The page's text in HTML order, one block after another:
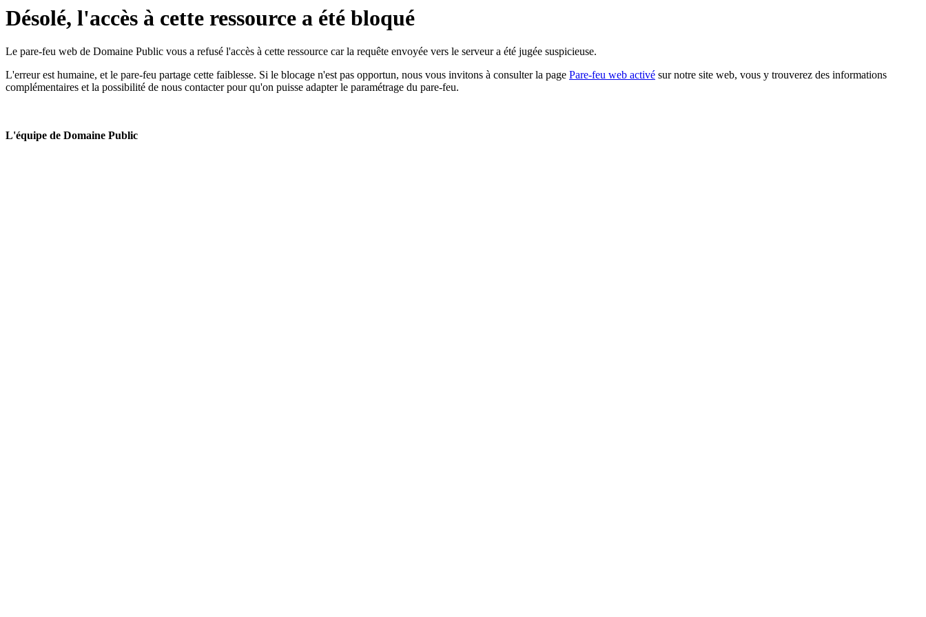
Désolé, l'accès à cette ressource a été bloqué
Le pare-feu web de Domaine Public vous a refusé l'accès à cette ressource car la requête envoyée vers le serveur a été jugée suspicieuse.
L'erreur est humaine, et le pare-feu partage cette faiblesse. Si le blocage n'est pas opportun, nous vous invitons à consulter la page Pare-feu web activé sur notre site web, vous y trouverez des informations
complémentaires et la possibilité de nous contacter pour qu'on puisse adapter le paramétrage du pare-feu.
L'équipe de Domaine Public